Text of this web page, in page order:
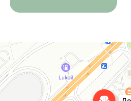
Дом комфорта
Магазин мебели в Москве и Московской области
Мягкая мебель в Москве и Московской области